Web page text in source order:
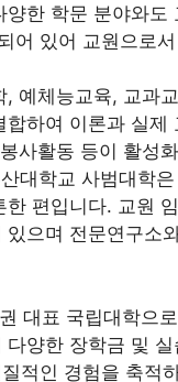
한 학문 분야와
어 있어 교원으로
예체능교육, 교과
하여 이론과 실
사활동 등이 활성
대학교 사범대학
편입니다. 교원
으며 전문연구소
대표 국립대학으
양한 장학금 및
적인 경험을 축적